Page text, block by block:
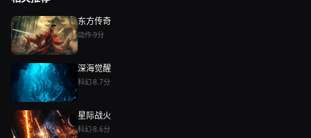
东方传奇
动作9分
深海觉醒
科幻 8.7分
星际战火
科幻 8.6分